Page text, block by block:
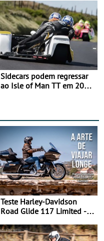
Sidecars podem regressar
ao Isle of Man TT em 2027
Teste Harley-Davidson
Road Glide 117 Limited - A